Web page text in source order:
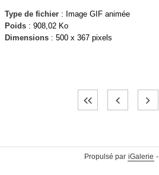
Type de fichier : Image GIF animée
Poids : 908,02 Ko
Dimensions : 500 x 367 pixels
Propulsé par iGalerie -